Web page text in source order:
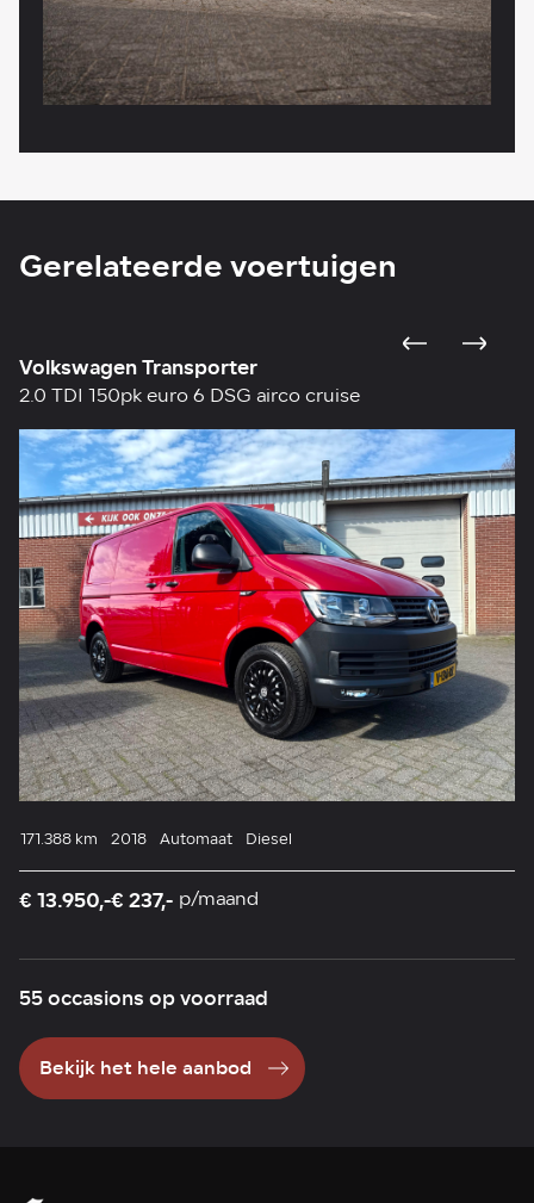
Gerelateerde voertuigen
Volkswagen Transporter
2.0 TDI 150pk euro 6 DSG airco cruise
171.388 km 2018 Automaat Diesel
€ 13.950,-€ 237,- p/maand
55 occasions op voorraad
Bekijk het hele aanbod